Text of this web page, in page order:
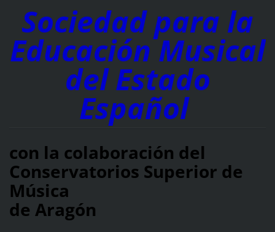
Sociedad para la
Educación Musical
del Estado
Español
con la colaboración del
Conservatorios Superior de
Música
de Aragón